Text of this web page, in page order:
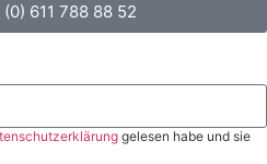
611 788 88 52
gelesen habe und sie